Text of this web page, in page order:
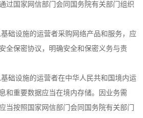
过国家网信部门会同国务院有关部门组织
设施的运营者采购网络产品和服务，应
全保密协议，明确安全和保密义务与责
设施的运营者在中华人民共和国境内运
和重要数据应当在境内存储。因业务需
当按照国家网信部门会同国务院有关部门